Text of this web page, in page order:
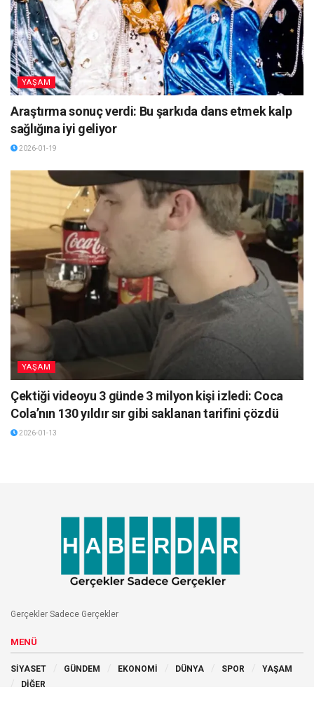
YAŞAM
Araştırma sonuç verdi: Bu şarkıda dans etmek kalp
sağlığına iyi geliyor
2026-01-19
YAŞAM
Çektiği videoyu 3 günde 3 milyon kişi izledi: Coca
Cola’nın 130 yıldır sır gibi saklanan tarifini çözdü
2026-01-13
Gerçekler Sadece Gerçekler
MENÜ
SİYASET GÜNDEM EKONOMİ DÜNYA SPOR
YAŞAM
DİĞER